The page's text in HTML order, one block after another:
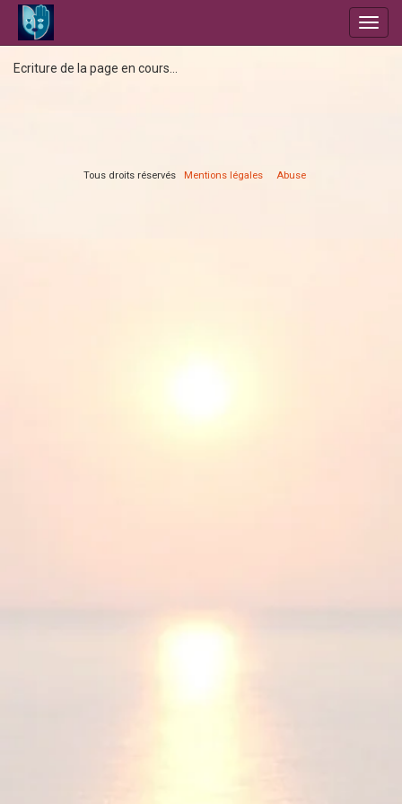
Ecriture de la page en cours...
Tous droits réservés Mentions légales Abuse